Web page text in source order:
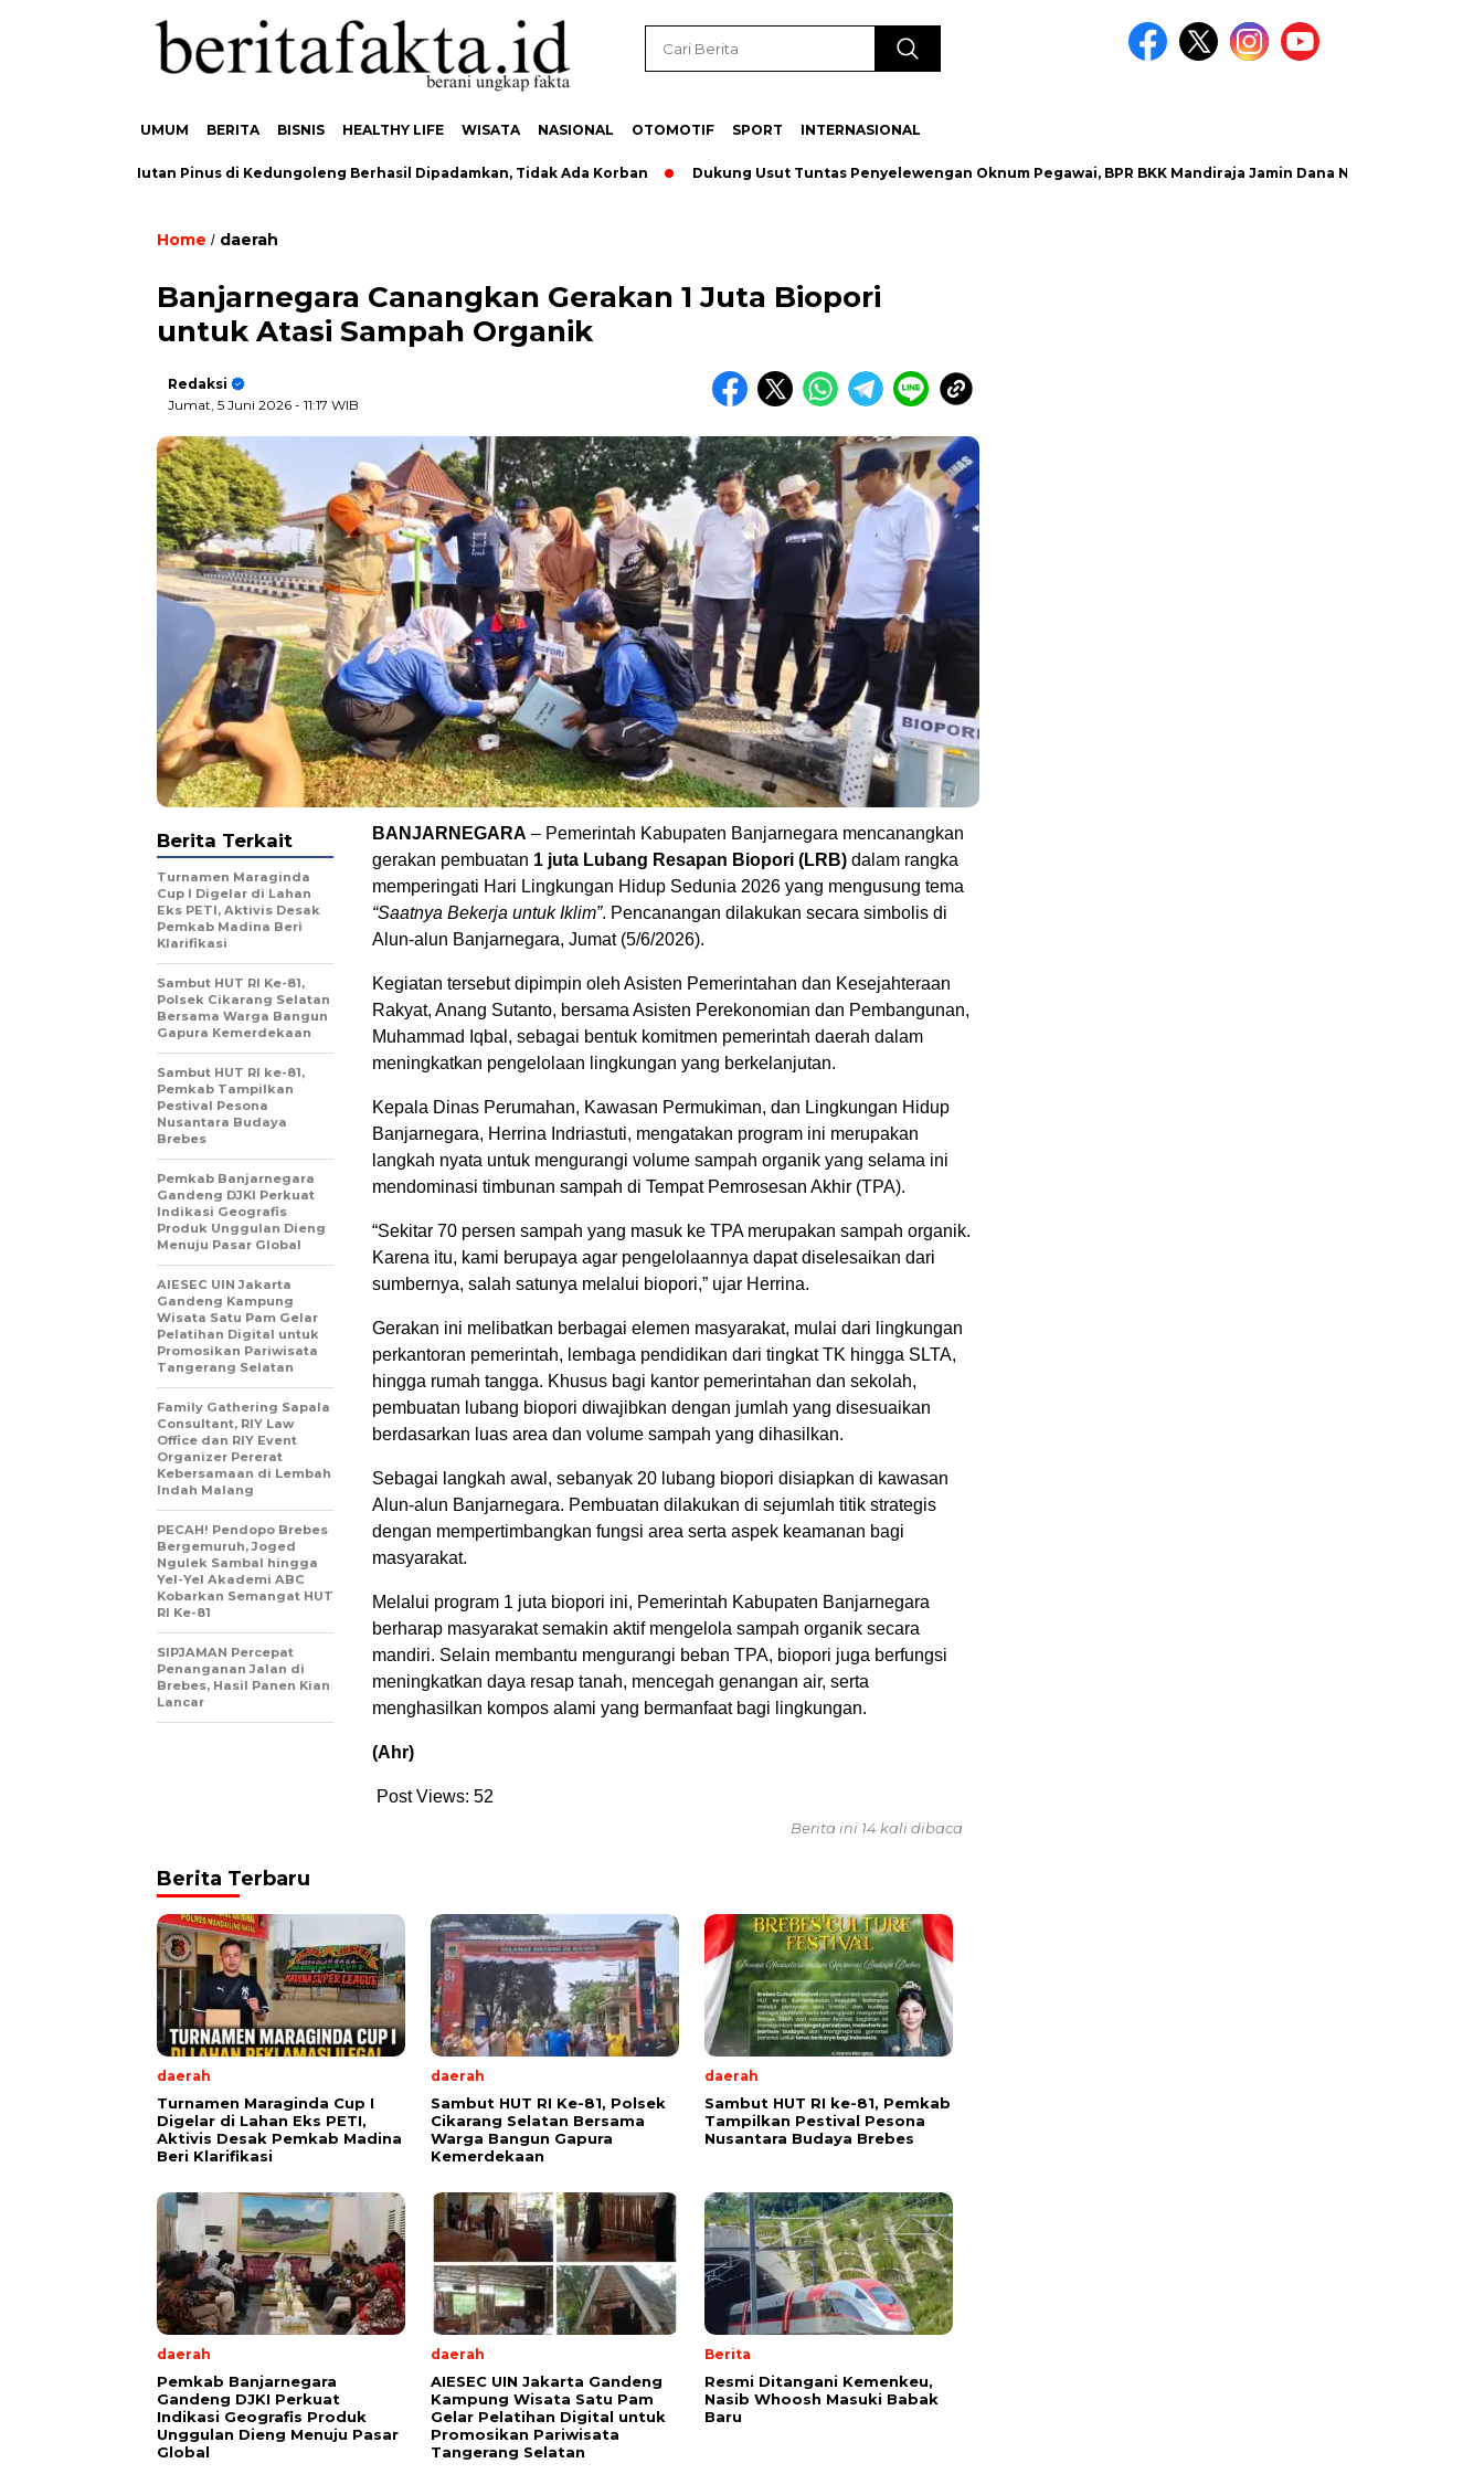
UMUM BERITA BISNIS HEALTHY LIFE WISATA NASIONAL OTOMOTIF SPORT INTERNASIONAL
Kebakaran Hutan Pinus di Kedungoleng Berhasil Dipadamkan, Tidak Ada Korban Dukung Usut Tuntas Penyelewengan Oknum Pegawai, BPR BKK Mandiraja Jamin Dana Nasabah Aman
Home / daerah
Banjarnegara Canangkan Gerakan 1 Juta Biopori
untuk Atasi Sampah Organik
Redaksi
Jumat, 5 Juni 2026 - 11:17 WIB
BANJARNEGARA – Pemerintah Kabupaten Banjarnegara mencanangkan
gerakan pembuatan 1 juta Lubang Resapan Biopori (LRB) dalam rangka
memperingati Hari Lingkungan Hidup Sedunia 2026 yang mengusung tema
“Saatnya Bekerja untuk Iklim”. Pencanangan dilakukan secara simbolis di
Alun-alun Banjarnegara, Jumat (5/6/2026).
Kegiatan tersebut dipimpin oleh Asisten Pemerintahan dan Kesejahteraan
Rakyat, Anang Sutanto, bersama Asisten Perekonomian dan Pembangunan,
Muhammad Iqbal, sebagai bentuk komitmen pemerintah daerah dalam
meningkatkan pengelolaan lingkungan yang berkelanjutan.
Kepala Dinas Perumahan, Kawasan Permukiman, dan Lingkungan Hidup
Banjarnegara, Herrina Indriastuti, mengatakan program ini merupakan
langkah nyata untuk mengurangi volume sampah organik yang selama ini
mendominasi timbunan sampah di Tempat Pemrosesan Akhir (TPA).
“Sekitar 70 persen sampah yang masuk ke TPA merupakan sampah organik.
Karena itu, kami berupaya agar pengelolaannya dapat diselesaikan dari
sumbernya, salah satunya melalui biopori,” ujar Herrina.
Gerakan ini melibatkan berbagai elemen masyarakat, mulai dari lingkungan
perkantoran pemerintah, lembaga pendidikan dari tingkat TK hingga SLTA,
hingga rumah tangga. Khusus bagi kantor pemerintahan dan sekolah,
pembuatan lubang biopori diwajibkan dengan jumlah yang disesuaikan
berdasarkan luas area dan volume sampah yang dihasilkan.
Sebagai langkah awal, sebanyak 20 lubang biopori disiapkan di kawasan
Alun-alun Banjarnegara. Pembuatan dilakukan di sejumlah titik strategis
dengan mempertimbangkan fungsi area serta aspek keamanan bagi
masyarakat.
Melalui program 1 juta biopori ini, Pemerintah Kabupaten Banjarnegara
berharap masyarakat semakin aktif mengelola sampah organik secara
mandiri. Selain membantu mengurangi beban TPA, biopori juga berfungsi
meningkatkan daya resap tanah, mencegah genangan air, serta
menghasilkan kompos alami yang bermanfaat bagi lingkungan.
(Ahr)
Post Views: 52
Berita Terkait
Turnamen Maraginda
Cup I Digelar di Lahan
Eks PETI, Aktivis Desak
Pemkab Madina Beri
Klarifikasi
Sambut HUT RI Ke-81,
Polsek Cikarang Selatan
Bersama Warga Bangun
Gapura Kemerdekaan
Sambut HUT RI ke-81,
Pemkab Tampilkan
Pestival Pesona
Nusantara Budaya
Brebes
Pemkab Banjarnegara
Gandeng DJKI Perkuat
Indikasi Geografis
Produk Unggulan Dieng
Menuju Pasar Global
AIESEC UIN Jakarta
Gandeng Kampung
Wisata Satu Pam Gelar
Pelatihan Digital untuk
Promosikan Pariwisata
Tangerang Selatan
Family Gathering Sapala
Consultant, RIY Law
Office dan RIY Event
Organizer Pererat
Kebersamaan di Lembah
Indah Malang
PECAH! Pendopo Brebes
Bergemuruh, Joged
Ngulek Sambal hingga
Yel-Yel Akademi ABC
Kobarkan Semangat HUT
RI Ke-81
SIPJAMAN Percepat
Penanganan Jalan di
Brebes, Hasil Panen Kian
Lancar
Berita ini 14 kali dibaca
Berita Terbaru
daerah
Turnamen Maraginda Cup I
Digelar di Lahan Eks PETI,
Aktivis Desak Pemkab Madina
Beri Klarifikasi
daerah
Sambut HUT RI Ke-81, Polsek
Cikarang Selatan Bersama
Warga Bangun Gapura
Kemerdekaan
daerah
Sambut HUT RI ke-81, Pemkab
Tampilkan Pestival Pesona
Nusantara Budaya Brebes
daerah
Pemkab Banjarnegara
Gandeng DJKI Perkuat
Indikasi Geografis Produk
Unggulan Dieng Menuju Pasar
Global
daerah
AIESEC UIN Jakarta Gandeng
Kampung Wisata Satu Pam
Gelar Pelatihan Digital untuk
Promosikan Pariwisata
Tangerang Selatan
Berita
Resmi Ditangani Kemenkeu,
Nasib Whoosh Masuki Babak
Baru